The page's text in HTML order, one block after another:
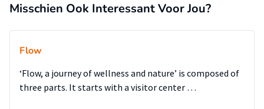
Misschien Ook Interessant Voor Jou?
Flow
‘Flow, a journey of wellness and nature’ is composed of
three parts. It starts with a visitor center …